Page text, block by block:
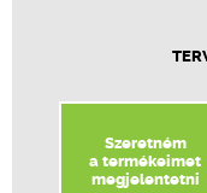
Szeretném
a termékeimet
megjelentetni